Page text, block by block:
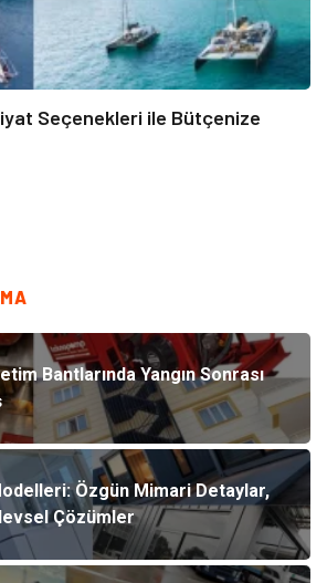
Seçenekleri ile Bütçenize
Bantlarında Yangın Sonrası
Özgün Mimari Detaylar,
Çözümler